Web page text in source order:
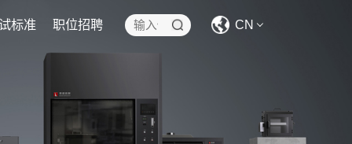
标准 职位招聘 CN
CN EN